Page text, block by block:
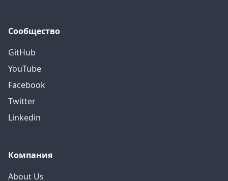
Сообщество
GitHub
YouTube
Facebook
Twitter
Linkedin
Компания
About Us